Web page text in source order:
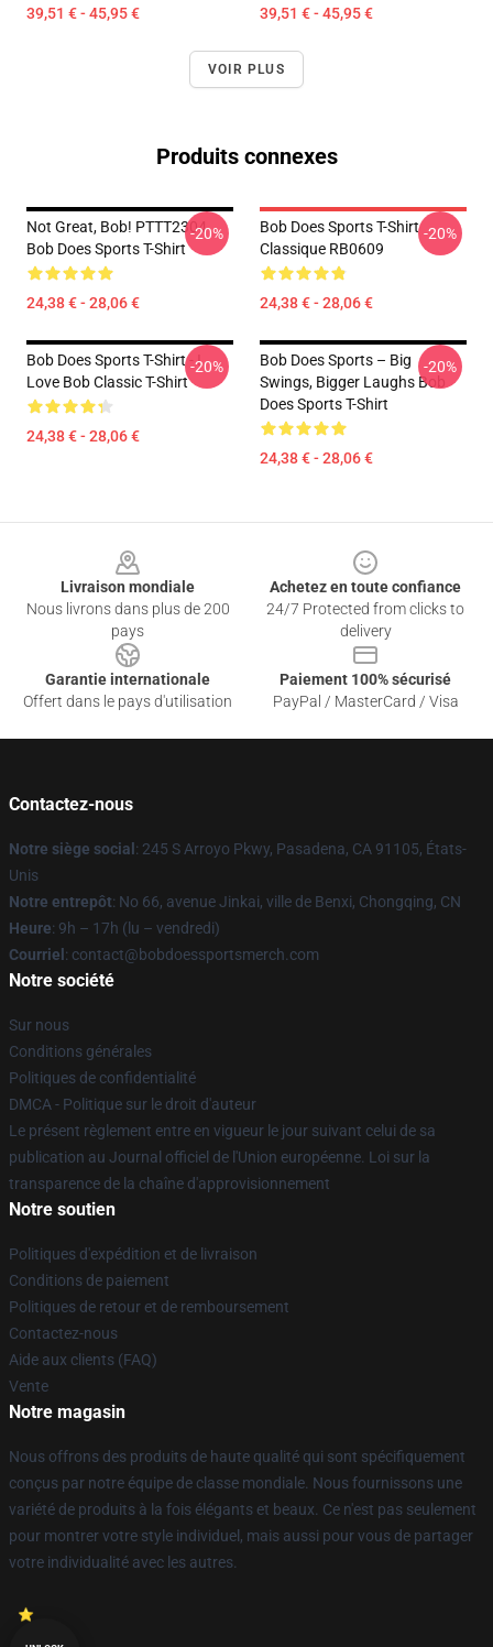
39,51 € - 45,95 € 39,51 € - 45,95 €
VOIR PLUS
Produits connexes
Not Great, Bob! PTTT2304
Bob Does Sports T-Shirt
24,38 € - 28,06 €
-20%
Bob Does Sports T-Shirt
Classique RB0609
24,38 € - 28,06 €
-20%
Bob Does Sports T-Shirt - I
Love Bob Classic T-Shirt
24,38 € - 28,06 €
-20%
Bob Does Sports – Big
Swings, Bigger Laughs Bob
Does Sports T-Shirt
24,38 € - 28,06 €
-20%
Livraison mondiale
Nous livrons dans plus de 200
pays
Achetez en toute confiance
24/7 Protected from clicks to
delivery
Garantie internationale
Offert dans le pays d'utilisation
Paiement 100% sécurisé
PayPal / MasterCard / Visa
Contactez-nous
Notre siège social : 245 S Arroyo Pkwy, Pasadena, CA 91105, États-
Unis
Notre entrepôt: No 66, avenue Jinkai, ville de Benxi, Chongqing, CN
Heure: 9h – 17h (lu – vendredi)
Courriel : contact@bobdoessportsmerch.com
Notre société
Sur nous
Conditions générales
Politiques de confidentialité
DMCA - Politique sur le droit d'auteur
Le présent règlement entre en vigueur le jour suivant celui de sa
publication au Journal officiel de l'Union européenne. Loi sur la
transparence de la chaîne d'approvisionnement
Notre soutien
Politiques d'expédition et de livraison
Conditions de paiement
Politiques de retour et de remboursement
Contactez-nous
Aide aux clients (FAQ)
Vente
Notre magasin
Nous offrons des produits de haute qualité qui sont spécifiquement
conçus par notre équipe de classe mondiale. Nous fournissons une
variété de produits à la fois élégants et beaux. Ce n'est pas seulement
pour montrer votre style individuel, mais aussi pour vous de partager
votre individualité avec les autres.